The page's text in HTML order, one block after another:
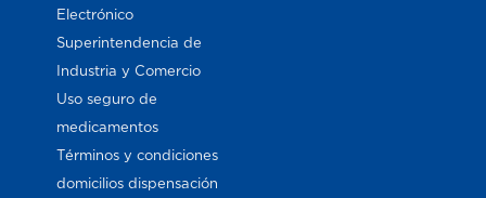
Electrónico
Superintendencia de
Industria y Comercio
Uso seguro de
medicamentos
Términos y condiciones
domicilios dispensación